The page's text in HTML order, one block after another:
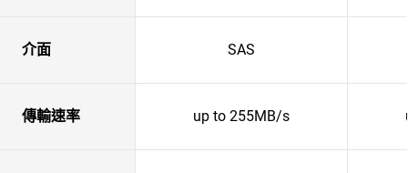
介面 SAS
傳輸速率 up to 255MB/s